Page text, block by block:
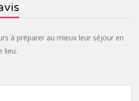
à préparer au mieux leur séjour en
lieu.